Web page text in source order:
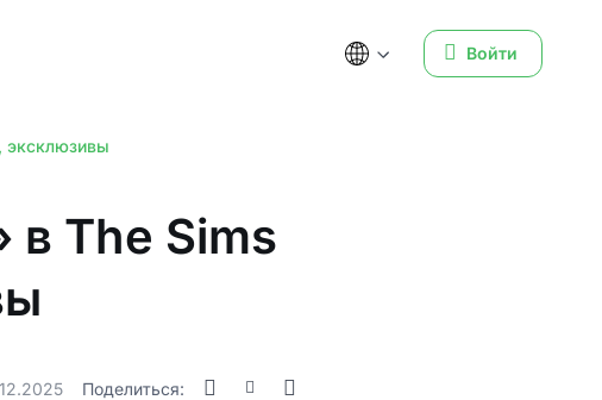
Войти
эксклюзивы
в The Sims
Поделиться: